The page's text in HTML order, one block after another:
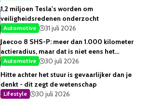
1,2 miljoen Tesla's worden om
veiligheidsredenen onderzocht
Automotive
31 juli 2026
Jaecoo 8 SHS-P: meer dan 1.000 kilometer
actieradius, maar dat is niet eens het
opvallendste
Automotive
30 juli 2026
Hitte achter het stuur is gevaarlijker dan je
denkt - dit zegt de wetenschap
Lifestyle 30 juli 2026